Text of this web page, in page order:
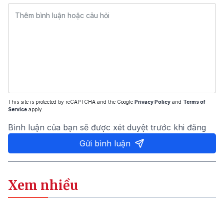
This site is protected by reCAPTCHA and the Google Privacy Policy and Terms of
Service apply.
Bình luận của bạn sẽ được xét duyệt trước khi đăng
Gửi bình luận
Xem nhiều